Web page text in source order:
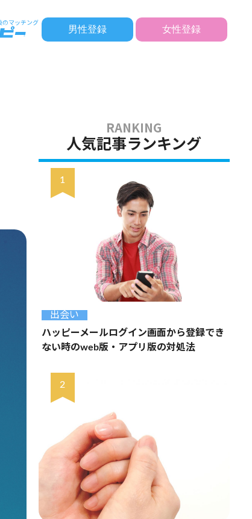
男性登録 女性登録
人気記事ランキング
出会い
ハッピーメールログイン画面から登録でき
ない時のweb版・アプリ版の対処法